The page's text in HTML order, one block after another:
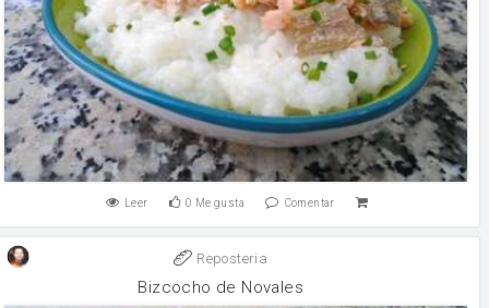
Leer 0 Me gusta Comentar
Reposteria
Bizcocho de Novales